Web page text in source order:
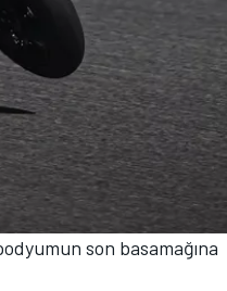
son basamağına